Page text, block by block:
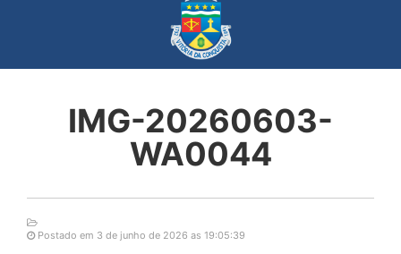
IMG-20260603-
WA0044
Postado em 3 de junho de 2026 as 19:05:39